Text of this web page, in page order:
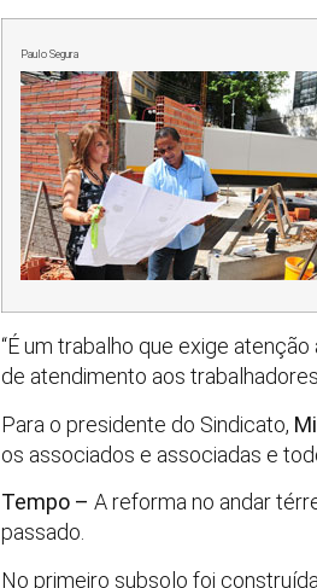
Paulo Segura
“É um trabalho que exige
de atendimento aos
Para o presidente do Sindicato,
os associados e associadas e
Tempo – A reforma no andar
passado.
No primeiro subsolo foi